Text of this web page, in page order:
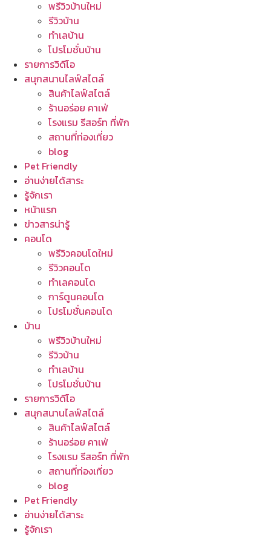
พรีวิวบ้านใหม่
รีวิวบ้าน
ทำเลบ้าน
โปรโมชั่นบ้าน
รายการวิดีโอ
สนุกสนานไลฟ์สไตล์
สินค้าไลฟ์สไตล์
ร้านอร่อย คาเฟ่
โรงแรม รีสอร์ท ที่พัก
สถานที่ท่องเที่ยว
blog
Pet Friendly
อ่านง่ายได้สาระ
รู้จักเรา
หน้าแรก
ข่าวสารน่ารู้
คอนโด
พรีวิวคอนโดใหม่
รีวิวคอนโด
ทำเลคอนโด
การ์ตูนคอนโด
โปรโมชั่นคอนโด
บ้าน
พรีวิวบ้านใหม่
รีวิวบ้าน
ทำเลบ้าน
โปรโมชั่นบ้าน
รายการวิดีโอ
สนุกสนานไลฟ์สไตล์
สินค้าไลฟ์สไตล์
ร้านอร่อย คาเฟ่
โรงแรม รีสอร์ท ที่พัก
สถานที่ท่องเที่ยว
blog
Pet Friendly
อ่านง่ายได้สาระ
รู้จักเรา